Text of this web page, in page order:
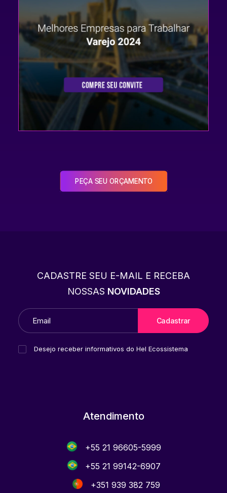
PEÇA SEU ORÇAMENTO
CADASTRE SEU E-MAIL E RECEBA
NOSSAS NOVIDADES
Desejo receber informativos do Hel Ecossistema
Atendimento
+55 21 96605-5999
+55 21 99142-6907
+351 939 382 759